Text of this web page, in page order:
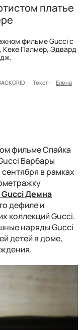
платье
фильме Gucci с
Кеке Палмер, Эдвард
Текст:
Елена
фильме Спайка
Барбары
в рамках
Демна
дефиле и
коллекций Gucci.
наряды Gucci
детей в доме,